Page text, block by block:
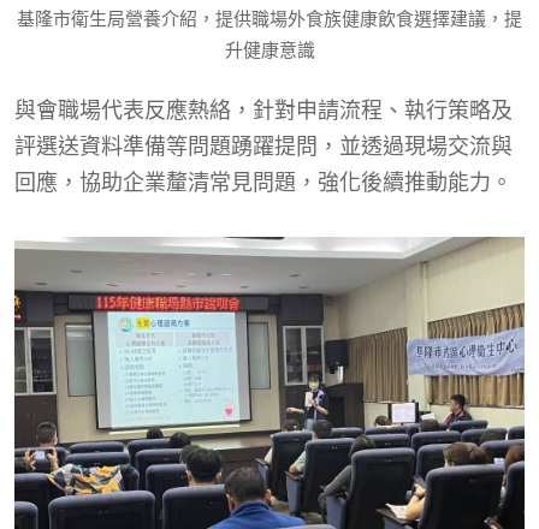
基隆市衛生局營養介紹，提供職場外食族健康飲食選擇建議，提
升健康意識
與會職場代表反應熱絡，針對申請流程、執行策略及
評選送資料準備等問題踴躍提問，並透過現場交流與
回應，協助企業釐清常見問題，強化後續推動能力。